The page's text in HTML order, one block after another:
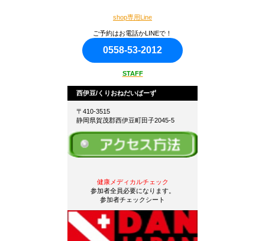
shop専用Line
ご予約はお電話かLINEで！
0558-53-2012
STAFF
西伊豆/くりおねだいばーず
〒410-3515
静岡県賀茂郡西伊豆町田子2045-5
健康メディカルチェック
参加者全員必要になります。
参加者チェックシート